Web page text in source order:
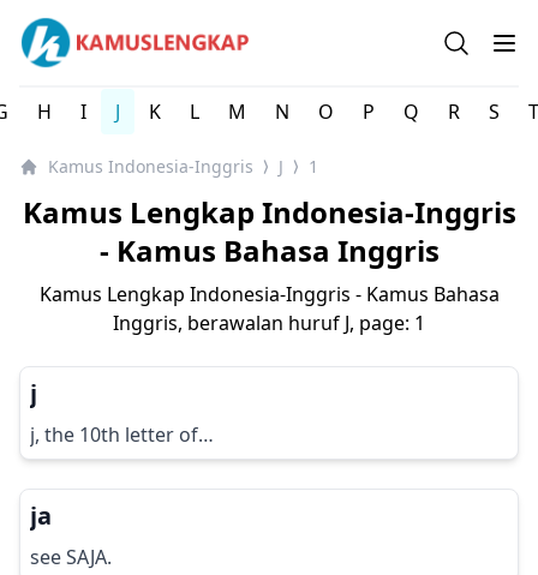
Kamus Lengkap Indonesia-Inggris - Kamus Bahasa
Open
H I J K L M N O P Q R S T
Kamus Indonesia-Inggris ⟩ J ⟩ 1
Kamus Lengkap Indonesia-Inggris
- Kamus Bahasa Inggris
Kamus Lengkap Indonesia-Inggris - Kamus Bahasa
Inggris, berawalan huruf J, page: 1
j
j, the 10th letter of…
ja
see SAJA.